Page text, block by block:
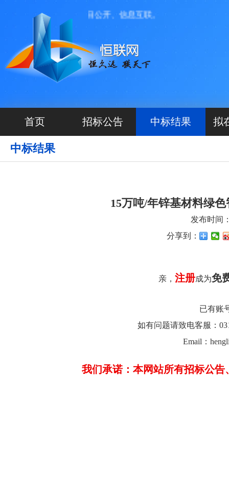
的原则， 做到项目公开、信息互联。
首页 招标公告 中标结果 拟
中标结果
15万吨/年锌基材料绿
发布时间
分享到：
亲， 注册成为免
已有账
如有问题请致电客服：
Email：
我们承诺：本网站所有招标公